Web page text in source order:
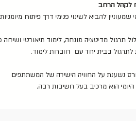
לקהל הרחב
שמעוניין להביא לשינוי פנימי דרך פיתוח
תרגול מדיטציה מונחה, לימוד תיאורטי
לתרגול בבית יחד עם חוברות לימוד.
נשענת על החוויה הישירה של המשתתפים
היומי הוא מרכיב בעל חשיבות רבה.